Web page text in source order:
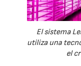
El sistema
utiliza una
el